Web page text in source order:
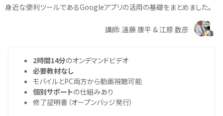
身近な便利ツールであるGoogleアプリの活用の基礎をまとめました。
講師: 遠藤 康平 & 江原 数彦
2時間14分のオンデマンドビデオ
必要教材なし
モバイルとPC両方から動画視聴可能
個別サポートの仕組みあり
修了証明書（オープンバッジ発行）